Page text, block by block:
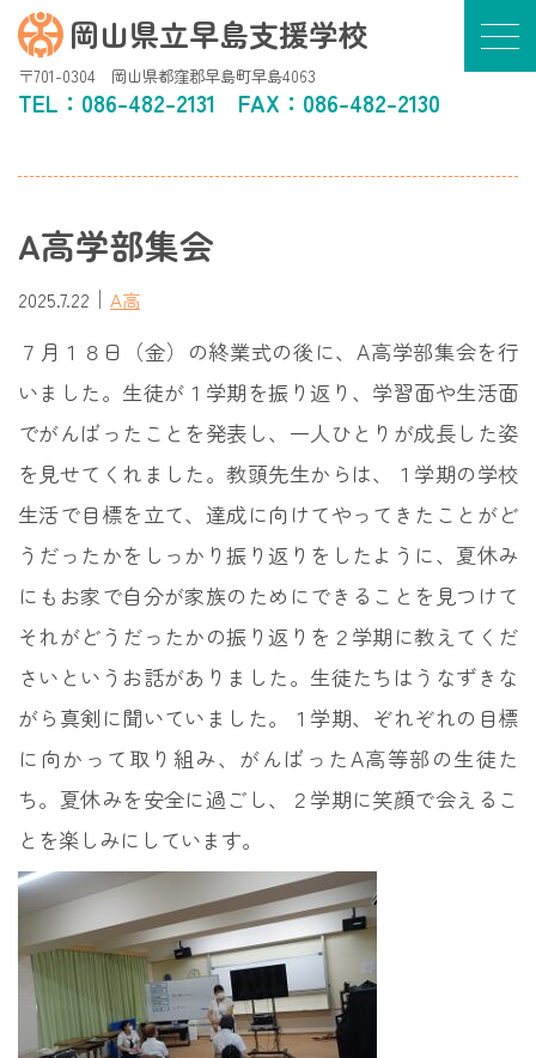
岡山県立早島支援学校
〒701-0304 岡山県都窪郡早島町早島4063
TEL： 086-482-2131 FAX：086-482-2130
A高学部集会
2025.7.22 ｜ A高
７月１８日（金）の終業式の後に、A高学部集会を行
いました。生徒が１学期を振り返り、学習面や生活面
でがんばったことを発表し、一人ひとりが成長した姿
を見せてくれました。教頭先生からは、１学期の学校
生活で目標を立て、達成に向けてやってきたことがど
うだったかをしっかり振り返りをしたように、夏休み
にもお家で自分が家族のためにできることを見つけて
それがどうだったかの振り返りを２学期に教えてくだ
さいというお話がありました。生徒たちはうなずきな
がら真剣に聞いていました。１学期、ぞれぞれの目標
に向かって取り組み、がんばったA高等部の生徒た
ち。夏休みを安全に過ごし、２学期に笑顔で会えるこ
とを楽しみにしています。